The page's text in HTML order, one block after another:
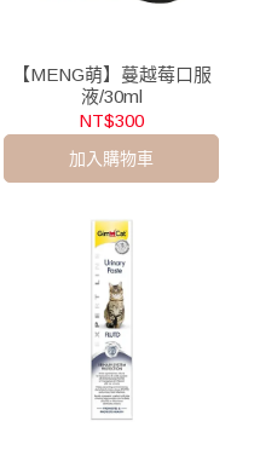
【MENG萌】蔓越莓口服
液/30ml
NT$300
加入購物車